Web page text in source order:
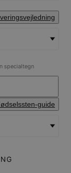
specialtegn
guide